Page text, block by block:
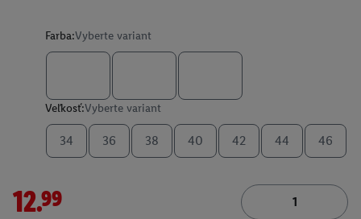
Farba:Vyberte variant
Veľkosť:Vyberte variant
34 36 38 40 42 44 46
12.99